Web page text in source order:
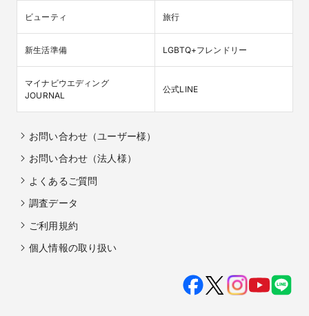
ビューティ 旅行
新生活準備 LGBTQ+フレンドリー
マイナビウエディング
JOURNAL
公式LINE
お問い合わせ（ユーザー様）
お問い合わせ（法人様）
よくあるご質問
調査データ
ご利用規約
個人情報の取り扱い